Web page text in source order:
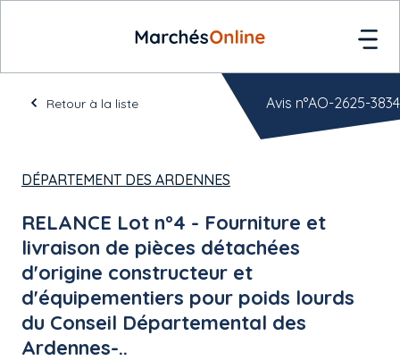
Retour à la liste
DÉPARTEMENT DES ARDENNES
RELANCE Lot n°4 - Fourniture et
livraison de pièces détachées
d'origine constructeur et
d'équipementiers pour poids lourds
du Conseil Départemental des
Ardennes-..
Avis n°AO-2625-3834